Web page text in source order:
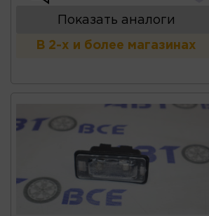
Показать аналоги
В 2-х и более магазинах